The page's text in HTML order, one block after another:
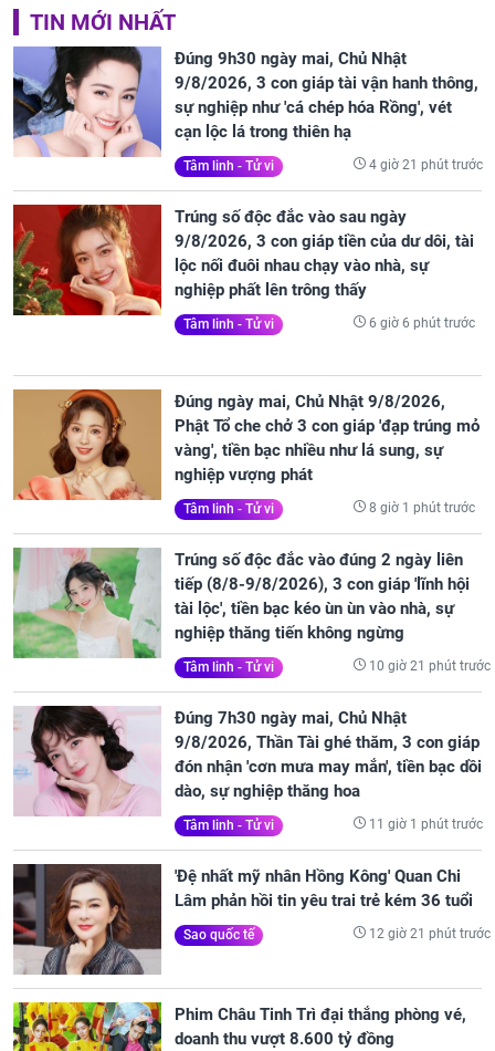
TIN MỚI NHẤT
Đúng 9h30 ngày mai, Chủ Nhật
9/8/2026, 3 con giáp tài vận hanh thông,
sự nghiệp như 'cá chép hóa Rồng', vét
cạn lộc lá trong thiên hạ
Tâm linh - Tử vi 4 giờ 21 phút trước
Trúng số độc đắc vào sau ngày
9/8/2026, 3 con giáp tiền của dư dôi, tài
lộc nối đuôi nhau chạy vào nhà, sự
nghiệp phất lên trông thấy
Tâm linh - Tử vi 6 giờ 6 phút trước
Đúng ngày mai, Chủ Nhật 9/8/2026,
Phật Tổ che chở 3 con giáp 'đạp trúng mỏ
vàng', tiền bạc nhiều như lá sung, sự
nghiệp vượng phát
Tâm linh - Tử vi 8 giờ 1 phút trước
Trúng số độc đắc vào đúng 2 ngày liên
tiếp (8/8-9/8/2026), 3 con giáp 'lĩnh hội
tài lộc', tiền bạc kéo ùn ùn vào nhà, sự
nghiệp thăng tiến không ngừng
Tâm linh - Tử vi 10 giờ 21 phút trước
Đúng 7h30 ngày mai, Chủ Nhật
9/8/2026, Thần Tài ghé thăm, 3 con giáp
đón nhận 'cơn mưa may mắn', tiền bạc dồi
dào, sự nghiệp thăng hoa
Tâm linh - Tử vi 11 giờ 1 phút trước
'Đệ nhất mỹ nhân Hồng Kông' Quan Chi
Lâm phản hồi tin yêu trai trẻ kém 36 tuổi
Sao quốc tế 12 giờ 21 phút trước
Phim Châu Tinh Trì đại thắng phòng vé,
doanh thu vượt 8.600 tỷ đồng